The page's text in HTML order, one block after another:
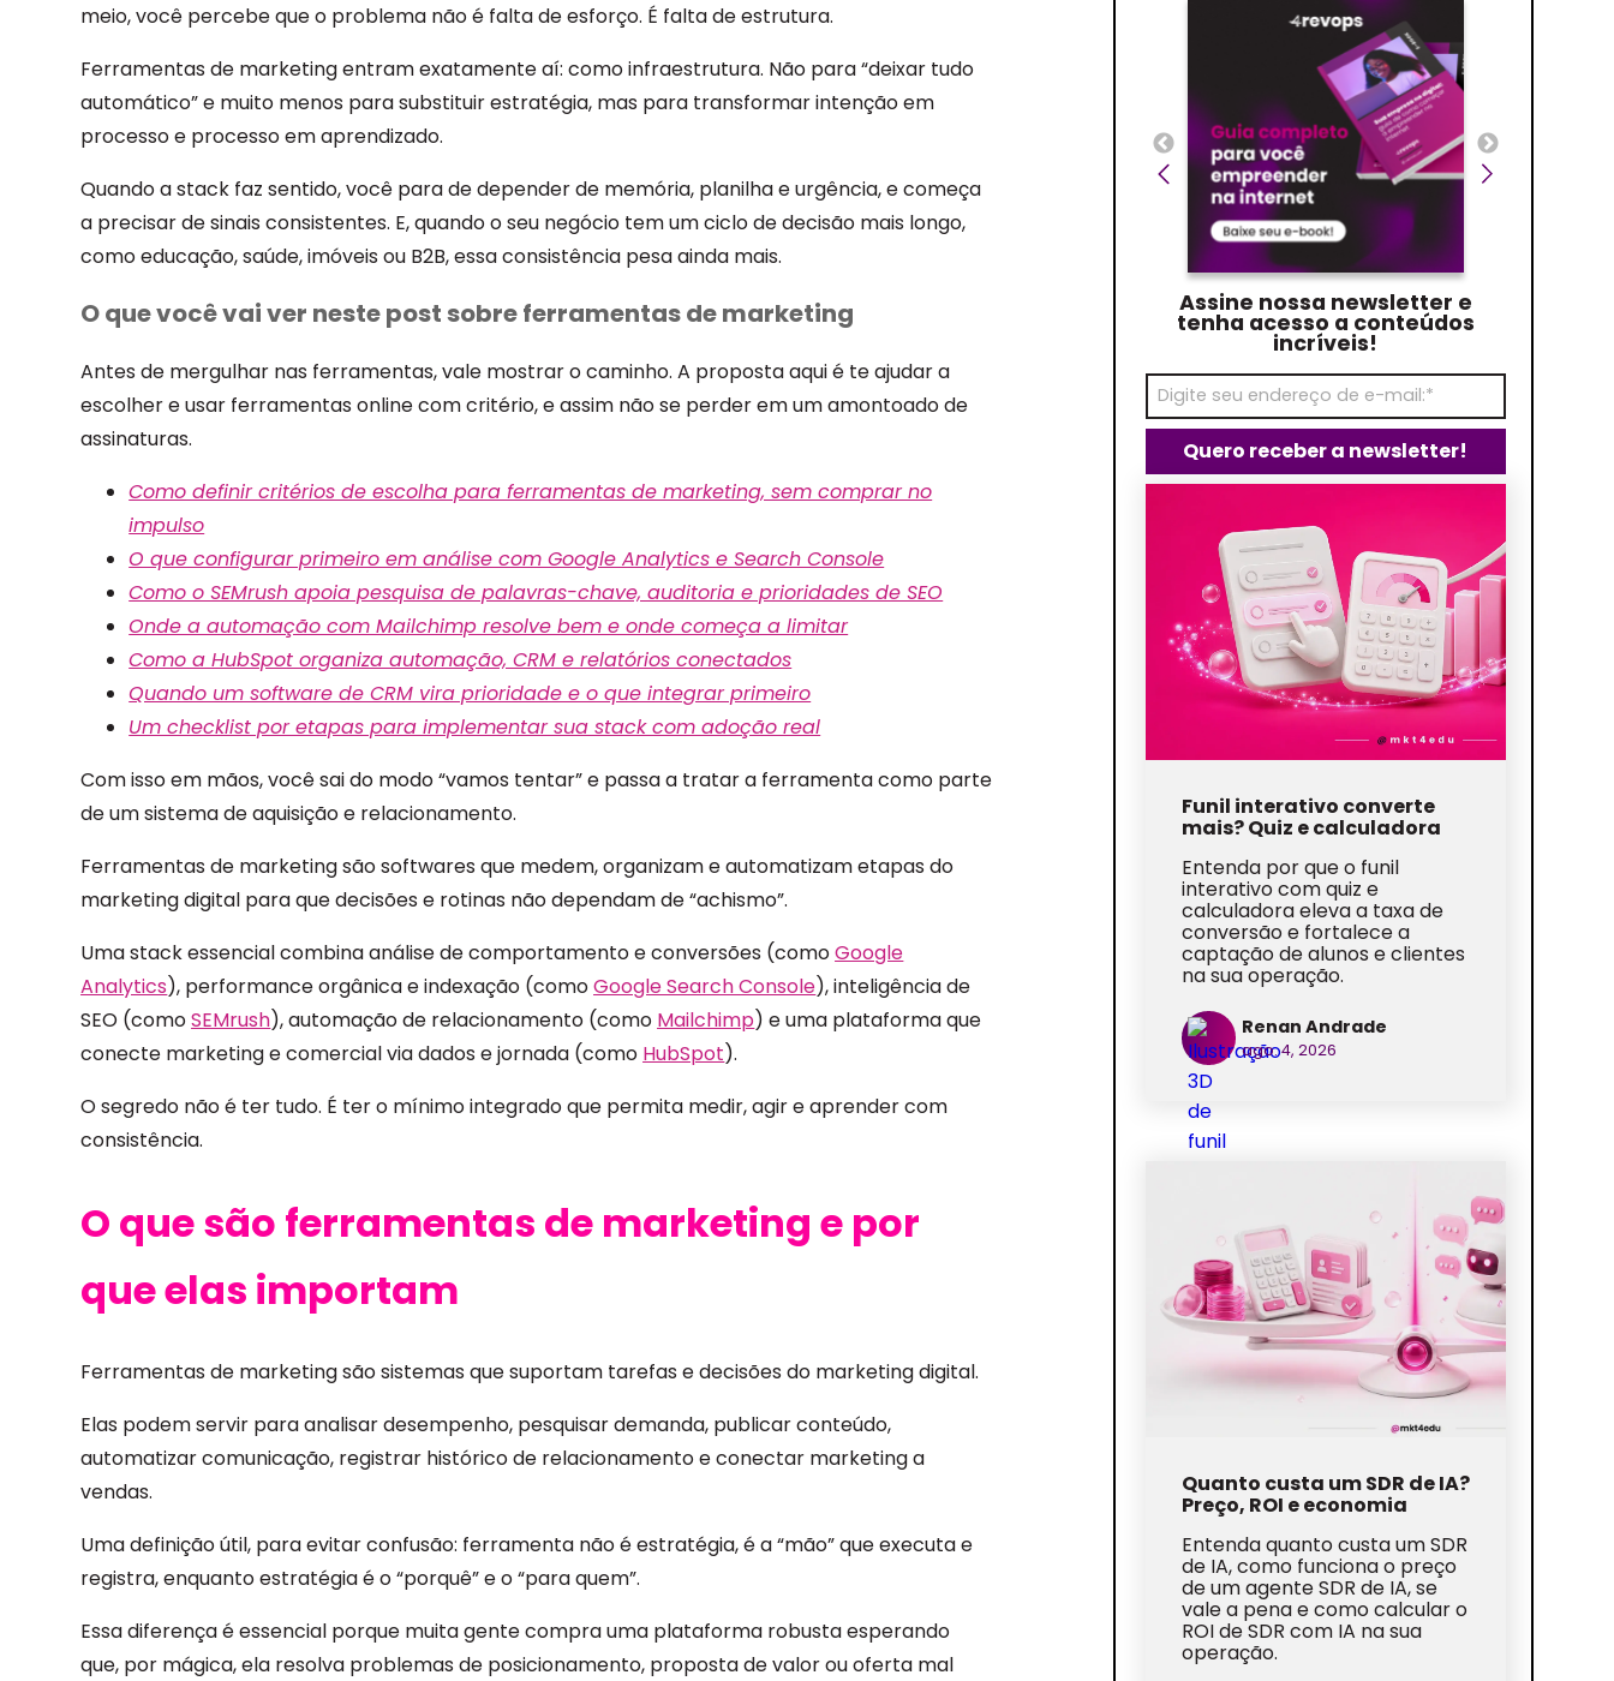
meio, você percebe que o problema não é falta de esforço. É falta de estrutura.
Ferramentas de marketing entram exatamente aí: como infraestrutura. Não para “deixar tudo
automático” e muito menos para substituir estratégia, mas para transformar intenção em
processo e processo em aprendizado.
Quando a stack faz sentido, você para de depender de memória, planilha e urgência, e começa
a precisar de sinais consistentes. E, quando o seu negócio tem um ciclo de decisão mais longo,
como educação, saúde, imóveis ou B2B, essa consistência pesa ainda mais.
O que você vai ver neste post sobre ferramentas de marketing
Antes de mergulhar nas ferramentas, vale mostrar o caminho. A proposta aqui é te ajudar a
escolher e usar ferramentas online com critério, e assim não se perder em um amontoado de
assinaturas.
Como definir critérios de escolha para ferramentas de marketing, sem comprar no
impulso
O que configurar primeiro em análise com Google Analytics e Search Console
Como o SEMrush apoia pesquisa de palavras-chave, auditoria e prioridades de SEO
Onde a automação com Mailchimp resolve bem e onde começa a limitar
Como a HubSpot organiza automação, CRM e relatórios conectados
Quando um software de CRM vira prioridade e o que integrar primeiro
Um checklist por etapas para implementar sua stack com adoção real
Com isso em mãos, você sai do modo “vamos tentar” e passa a tratar a ferramenta como parte
de um sistema de aquisição e relacionamento.
Ferramentas de marketing são softwares que medem, organizam e automatizam etapas do
marketing digital para que decisões e rotinas não dependam de “achismo”.
Uma stack essencial combina análise de comportamento e conversões (comoGoogle
Analytics), performance orgânica e indexação (comoGoogle Search Console), inteligência de
SEO (comoSEMrush), automação de relacionamento (como Mailchimp) e uma plataforma que
conecte marketing e comercial via dados e jornada (como HubSpot).
O segredo não é ter tudo. É ter o mínimo integrado que permita medir, agir e aprender com
consistência.
O que são ferramentas de marketing e por
que elas importam
Ferramentas de marketing são sistemas que suportam tarefas e decisões do marketing digital.
Elas podem servir para analisar desempenho, pesquisar demanda, publicar conteúdo,
automatizar comunicação, registrar histórico de relacionamento e conectar marketing a
vendas.
Uma definição útil, para evitar confusão: ferramenta não é estratégia, é a “mão” que executa e
registra, enquanto estratégia é o “porquê” e o “para quem”.
Essa diferença é essencial porque muita gente compra uma plataforma robusta esperando
que, por mágica, ela resolva problemas de posicionamento, proposta de valor ou oferta mal
Assine nossa newsletter e
tenha acesso a conteúdos
incríveis!
Funil interativo converte
mais? Quiz e calculadora
Entenda por que o funil
interativo com quiz e
calculadora eleva a taxa de
conversão e fortalece a
captação de alunos e clientes
na sua operação.
Renan Andrade
ago. 4, 2026
Quanto custa um SDR de IA?
Preço, ROI e economia
Entenda quanto custa um SDR
de IA, como funciona o preço
de um agente SDR de IA, se
vale a pena e como calcular o
ROI de SDR com IA na sua
operação.